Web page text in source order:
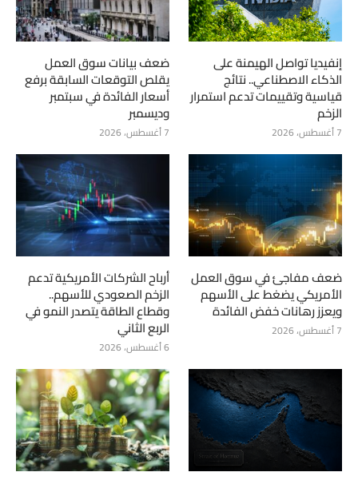
إنفيديا تواصل الهيمنة على
الذكاء الاصطناعي.. نتائج
قياسية وتقييمات تدعم استمرار
الزخم
7 أغسطس، 2026
ضعف بيانات سوق العمل
يقلص التوقعات السابقة برفع
أسعار الفائدة في سبتمبر
وديسمبر
7 أغسطس، 2026
ضعف مفاجئ في سوق العمل
الأمريكي يضغط على الأسهم
ويعزز رهانات خفض الفائدة
7 أغسطس، 2026
أرباح الشركات الأمريكية تدعم
الزخم الصعودي للأسهم..
وقطاع الطاقة يتصدر النمو في
الربع الثاني
6 أغسطس، 2026